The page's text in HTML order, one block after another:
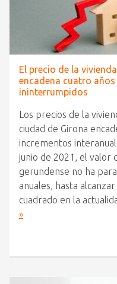
El precio de la
encadena cuatro
ininterrumpidos
Los precios de la
ciudad de Girona
incrementos
junio de 2021, el valor
gerundense no ha
anuales, hasta
cuadrado en la
»